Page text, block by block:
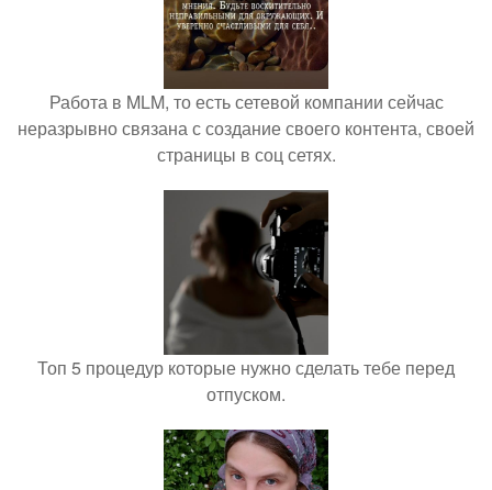
Работа в MLM, то есть сетевой компании сейчас
неразрывно связана с создание своего контента, своей
страницы в соц сетях.
Топ 5 процедур которые нужно сделать тебе перед
отпуском.